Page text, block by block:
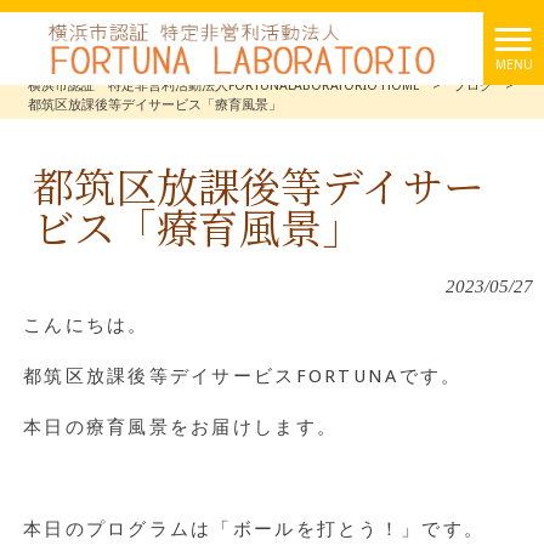
MENU
横浜市認証 特定非営利活動法人FORTUNALABORATORIO HOME
> ブログ
>
都筑区放課後等デイサービス「療育風景」
都筑区放課後等デイサー
ビス「療育風景」
2023/05/27
こんにちは。
都筑区放課後等デイサービスFORTUNAです。
本日の療育風景をお届けします。
本日のプログラムは「ボールを打とう！」です。